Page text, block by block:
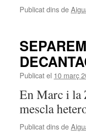
Publicat dins de
Publicat el 10 març
En Marc i la
mescla
Publicat dins de